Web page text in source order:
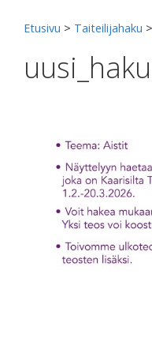
Etusivu > Taiteilijahaku >